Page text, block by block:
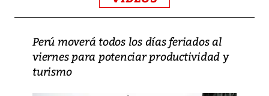
Perú moverá todos los días feriados al
viernes para potenciar productividad y
turismo